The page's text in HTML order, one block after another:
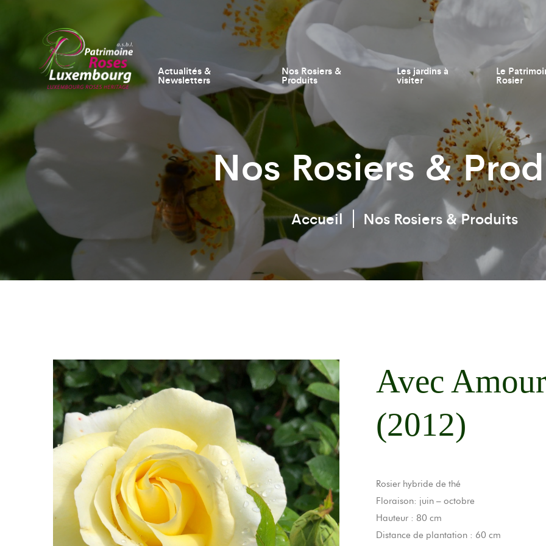
Actualités &
Newsletters
Nos Rosiers &
Produits
Les jardins à
visiter
Le
Rosier
Nos Rosiers &
Accueil Nos Rosiers & Produits
Avec Amour
(2012)
Rosier hybride de thé
Floraison: juin – octobre
Hauteur : 80 cm
Distance de plantation : 60 cm